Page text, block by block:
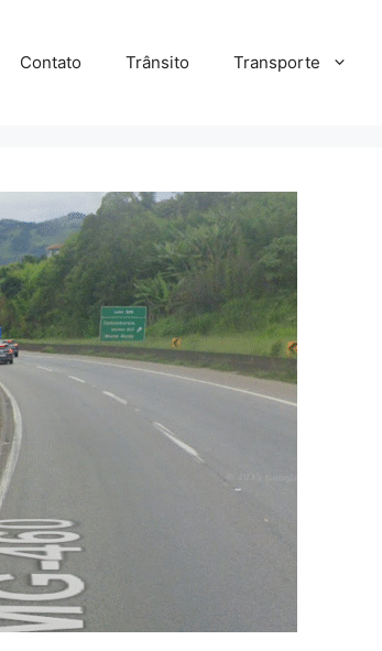
Contato Trânsito Transporte